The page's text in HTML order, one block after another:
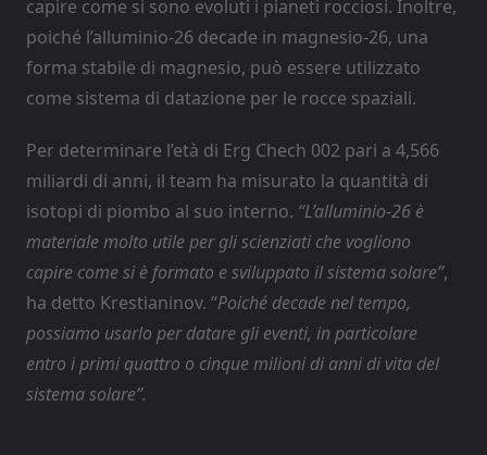
capire come si sono evoluti i pianeti rocciosi. Inoltre,
poiché l’alluminio-26 decade in magnesio-26, una
forma stabile di magnesio, può essere utilizzato
come sistema di datazione per le rocce spaziali.
Per determinare l’età di Erg Chech 002 pari a 4,566
miliardi di anni, il team ha misurato la quantità di
isotopi di piombo al suo interno. “L’alluminio-26 è
materiale molto utile per gli scienziati che vogliono
capire come si è formato e sviluppato il sistema solare”,
ha detto Krestianinov. “Poiché decade nel tempo,
possiamo usarlo per datare gli eventi, in particolare
entro i primi quattro o cinque milioni di anni di vita del
sistema solare”.